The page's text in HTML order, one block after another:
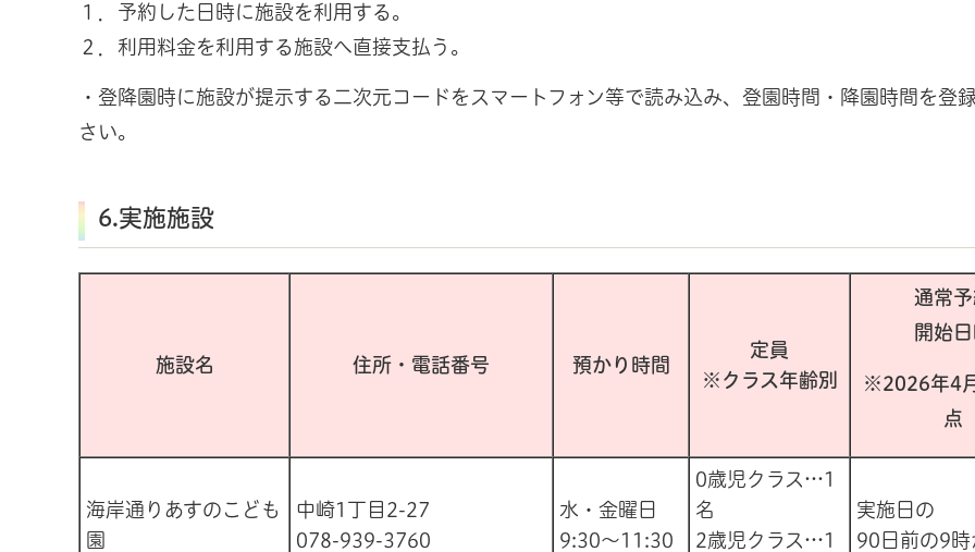
１．予約した日時に施設を利用する。
２．利用料金を利用する施設へ直接支払う。
・登降園時に施設が提示する二次元コードをスマートフォン等で読み込み、登園時間・降園時間を登
さい。
6.実施施設
施設名 住所・電話番号 預かり時間
定員
※クラス年齢別
通常
開始
※2026年4
点
海岸通りあすのこども
園
中崎1丁目2-27
078-939-3760
水・金曜日
9:30～11:30
0歳児クラス…1
名
2歳児クラス…1
実施日の
90日前の9時